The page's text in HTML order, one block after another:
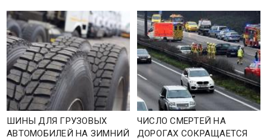
ШИНЫ ДЛЯ ГРУЗОВЫХ
АВТОМОБИЛЕЙ НА ЗИМНИЙ
ЧИСЛО СМЕРТЕЙ НА
ДОРОГАХ СОКРАЩАЕТСЯ